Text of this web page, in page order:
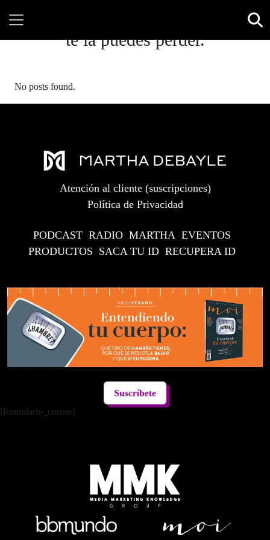
te la puedes perder.
No posts found.
Atención al cliente (suscripciones)
Política de Privacidad
PODCAST RADIO MARTHA EVENTOS
PRODUCTOS SACA TU ID RECUPERA ID
Suscríbete
[formulario_correo]